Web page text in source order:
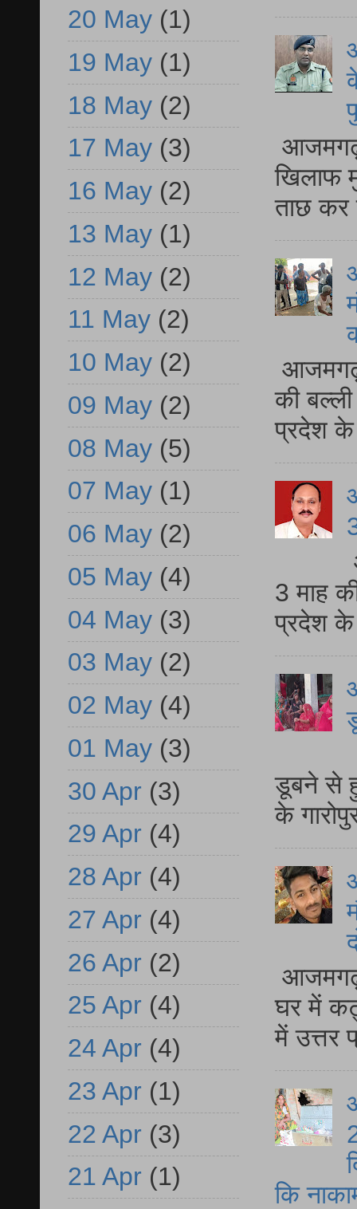
आजमगढ़
खिलाफ
ताछ कर
आजमगढ़
की
प्रदेश
3 माह
प्रदेश
डूबने से
के
घर में
में
कि
20 May (1)
19 May (1)
18 May (2)
17 May (3)
16 May (2)
13 May (1)
12 May (2)
11 May (2)
10 May (2)
09 May (2)
08 May (5)
07 May (1)
06 May (2)
05 May (4)
04 May (3)
03 May (2)
02 May (4)
01 May (3)
30 Apr (3)
29 Apr (4)
28 Apr (4)
27 Apr (4)
26 Apr (2)
25 Apr (4)
24 Apr (4)
23 Apr (1)
22 Apr (3)
21 Apr (1)